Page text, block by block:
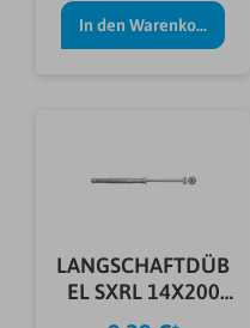
In den Warenkorb
LANGSCHAFTDÜB
EL SXRL 14X200
FUS E